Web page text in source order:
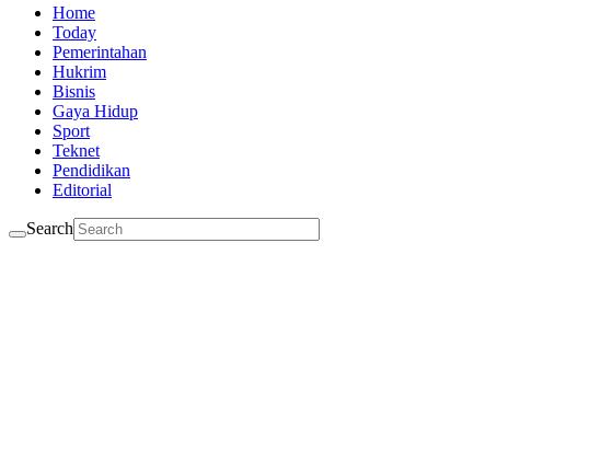
Home
Today
Pemerintahan
Hukrim
Bisnis
Gaya Hidup
Sport
Teknet
Pendidikan
Editorial
Search